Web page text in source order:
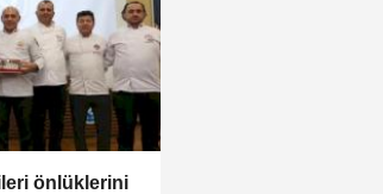
önlüklerini